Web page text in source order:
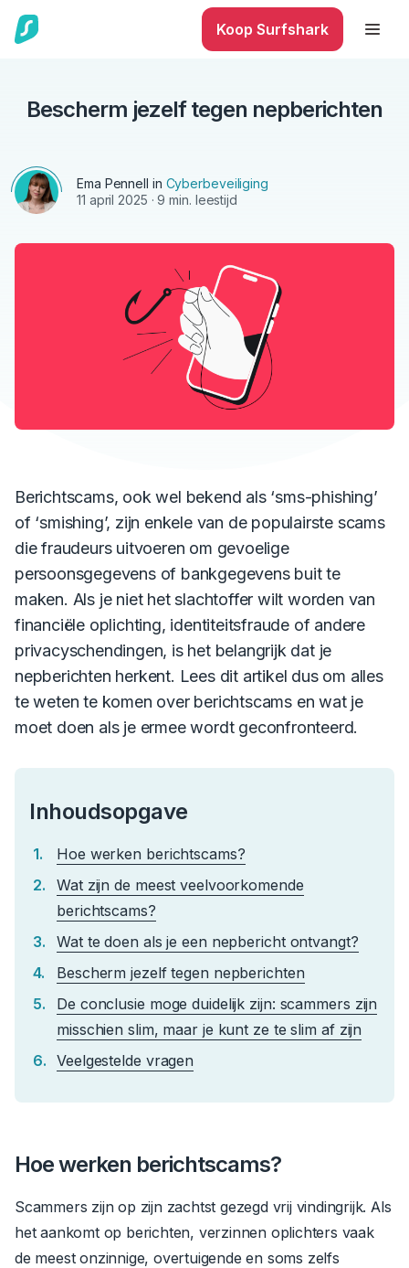
Koop Surfshark
Bescherm jezelf tegen nepberichten
Ema Pennell in Cyberbeveiliging
11 april 2025 · 9 min. leestijd
Berichtscams, ook wel bekend als ‘sms-phishing’
of ‘smishing’, zijn enkele van de populairste scams
die fraudeurs uitvoeren om gevoelige
persoonsgegevens of bankgegevens buit te
maken. Als je niet het slachtoffer wilt worden van
financiële oplichting, identiteitsfraude of andere
privacyschendingen, is het belangrijk dat je
nepberichten herkent. Lees dit artikel dus om alles
te weten te komen over berichtscams en wat je
moet doen als je ermee wordt geconfronteerd.
Inhoudsopgave
Hoe werken berichtscams?
Wat zijn de meest veelvoorkomende
berichtscams?
Wat te doen als je een nepbericht ontvangt?
Bescherm jezelf tegen nepberichten
De conclusie moge duidelijk zijn: scammers zijn
misschien slim, maar je kunt ze te slim af zijn
Veelgestelde vragen
Hoe werken berichtscams?
Scammers zijn op zijn zachtst gezegd vrij vindingrijk. Als
het aankomt op berichten, verzinnen oplichters vaak
de meest onzinnige, overtuigende en soms zelfs